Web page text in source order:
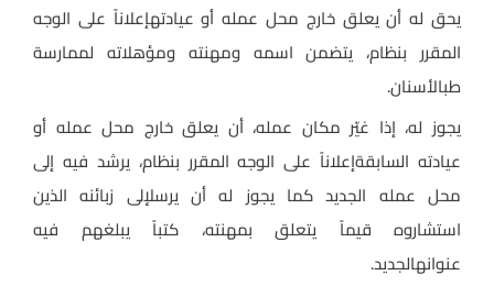
يحق له أن يعلق خارج محل عمله أو عيادتهإعلاناً على الوجه
المقرر بنظام، يتضمن اسمه ومهنته ومؤهلاته لممارسة
طبالأسنان.
يجوز له، إذا غيّر مكان عمله، أن يعلق خارج محل عمله أو
عيادته السابقةإعلاناً على الوجه المقرر بنظام، يرشد فيه إلى
محل عمله الجديد كما يجوز له أن يرسلإلى زبائنه الذين
استشاروه قيماً يتعلق بمهنته، كتباً يبلغهم فيه
عنوانهالجديد.